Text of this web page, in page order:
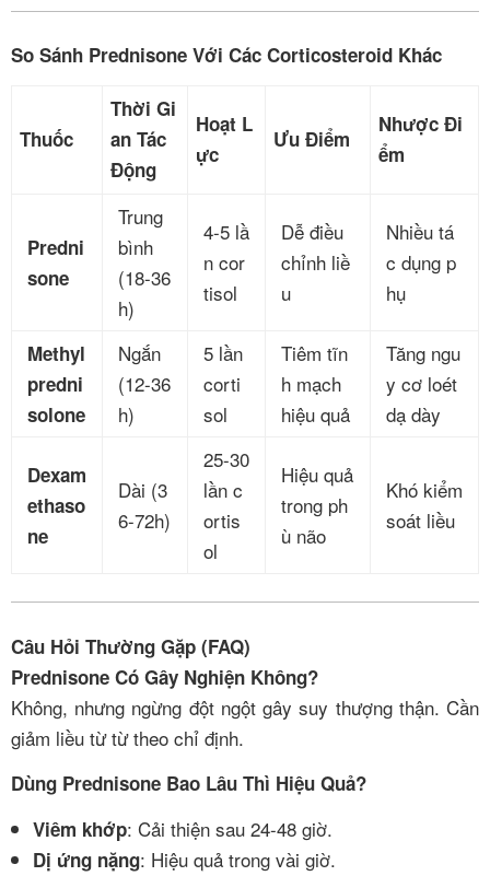
So Sánh Prednisone Với Các Corticosteroid Khác
Thuốc
Thời Gi
an Tác
Động
Hoạt L
ực
Ưu Điểm
Nhược Đi
ểm
Predni
sone
Trung
bình
(18-36
h)
4-5 lầ
n cor
tisol
Dễ điều
chỉnh liề
u
Nhiều tá
c dụng p
hụ
Methyl
predni
solone
Ngắn
(12-36
h)
5 lần
corti
sol
Tiêm tĩn
h mạch
hiệu quả
Tăng ngu
y cơ loét
dạ dày
Dexam
ethaso
ne
Dài (3
6-72h)
25-30
lần c
ortis
ol
Hiệu quả
trong ph
ù não
Khó kiểm
soát liều
Câu Hỏi Thường Gặp (FAQ)
Prednisone Có Gây Nghiện Không?
Không, nhưng ngừng đột ngột gây suy thượng thận. Cần
giảm liều từ từ theo chỉ định.
Dùng Prednisone Bao Lâu Thì Hiệu Quả?
Viêm khớp: Cải thiện sau 24-48 giờ.
Dị ứng nặng: Hiệu quả trong vài giờ.